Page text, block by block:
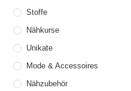
Stoffe
Nähkurse
Unikate
Mode & Accessoires
Nähzubehör